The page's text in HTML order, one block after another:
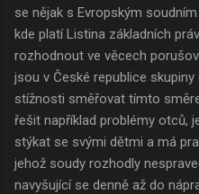
se nějak s Evropským
kde platí Listina základních
rozhodnout ve věcech
jsou v České republice
stížnosti směřovat tímto
řešit například problémy otců,
stýkat se svými dětmi a má
jehož soudy rozhodly
navyšující se denně až do